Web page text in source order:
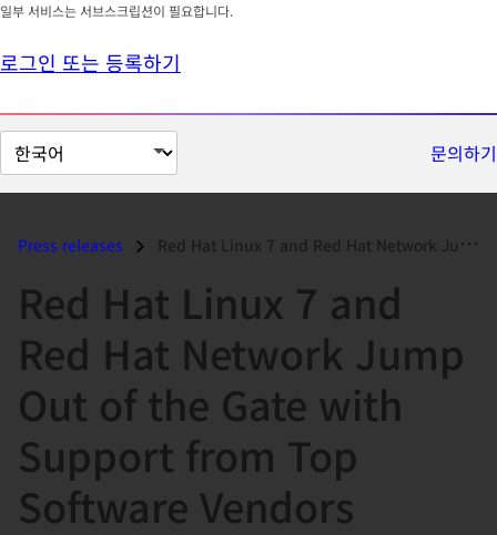
일부 서비스는 서브스크립션이 필요합니다.
로그인 또는 등록하기
페
이
문의하기
Press releases Red Hat Linux 7 and Red Hat Network Jump Out of the Gate with Support...
Red Hat Linux 7 and
Red Hat Network Jump
Out of the Gate with
Support from Top
Software Vendors